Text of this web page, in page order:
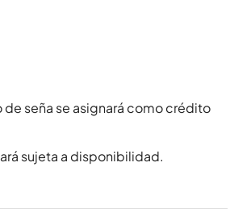
seña se asignará como crédito
sujeta a disponibilidad.